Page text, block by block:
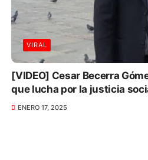
VIRAL
[VIDEO] Cesar Becerra
que lucha por la justicia
ENERO 17, 2025